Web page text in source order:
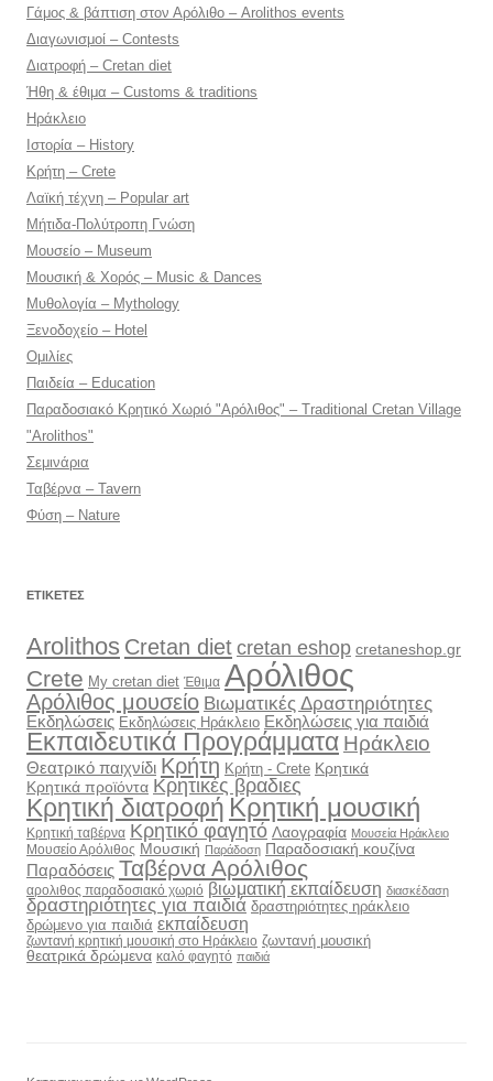
Γάμος & βάπτιση στον Αρόλιθο – Arolithos events
Διαγωνισμοί – Contests
Διατροφή – Cretan diet
Ήθη & έθιμα – Customs & traditions
Ηράκλειο
Ιστορία – History
Κρήτη – Crete
Λαϊκή τέχνη – Popular art
Μήτιδα-Πολύτροπη Γνώση
Μουσείο – Museum
Μουσική & Χορός – Music & Dances
Μυθολογία – Mythology
Ξενοδοχείο – Hotel
Ομιλίες
Παιδεία – Education
Παραδοσιακό Κρητικό Χωριό "Αρόλιθος" – Traditional Cretan Village
"Arolithos"
Σεμινάρια
Ταβέρνα – Tavern
Φύση – Nature
ΕΤΙΚΈΤΕΣ
Arolithos Cretan dietcretan eshop cretaneshop.gr
Crete My cretan diet Έθιμα Αρόλιθος
Αρόλιθος μουσείο Βιωματικές Δραστηριότητες
Εκδηλώσεις Εκδηλώσεις Ηράκλειο Εκδηλώσεις για παιδιά
Εκπαιδευτικά Προγράμματα Ηράκλειο
Θεατρικό παιχνίδι Κρήτη Κρήτη - Crete Κρητικά
Κρητικά προϊόντα Κρητικές βραδιες
Κρητική διατροφή Κρητική μουσική
Κρητική ταβέρνα Κρητικό φαγητό Λαογραφία Μουσεία Ηράκλειο
Μουσείο Αρόλιθος Μουσική Παράδοση Παραδοσιακή κουζίνα
Παραδόσεις Ταβέρνα Αρόλιθος
αρολιθος παραδοσιακό χωριό βιωματική εκπαίδευση διασκέδαση
δραστηριότητες για παιδιά δραστηριότητες ηράκλειο
δρώμενο για παιδιά εκπαίδευση
ζωντανή κρητική μουσική στο Ηράκλειο ζωντανή μουσική
θεατρικά δρώμενα καλό φαγητό παιδιά